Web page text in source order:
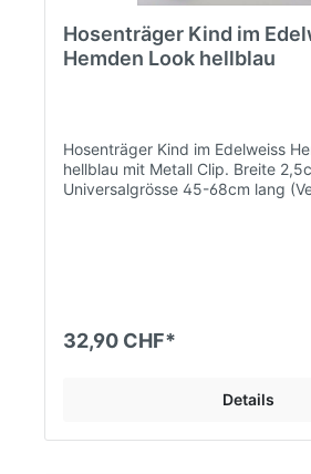
Hosenträger Kind im
Hemden Look hellblau
Hosenträger Kind im Edelweiss
hellblau mit Metall Clip. Breite
Universalgrösse 45-68cm lang
32,90 CHF*
Details